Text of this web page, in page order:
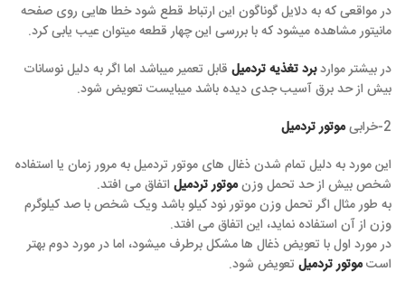
در مواقعی که به دلایل گوناگون این ارتباط قطع شود خطا هایی روی صفحه
مانیتور مشاهده میشود که با بررسی این چهار قطعه میتوان عیب یابی کرد.
در بیشتر مواردبرد تغذیه تردمیل قابل تعمیر میباشد اما اگر به دلیل نوسانات
بیش از حد برق آسیب جدی دیده باشد میبایست تعویض شود.
2-خرابی
موتور تردمیل
این مورد به دلیل تمام شدن ذغال های موتور تردمیل به مرور زمان یا استفاده
شخص بیش از حد تحمل وزنموتور تردمیل اتفاق می افتد.
به طور مثال اگر تحمل وزن موتور نود کیلو باشد ویک شخص با صد کیلوگرم
وزن از آن استفاده نماید، این اتفاق می افتد.
در مورد اول با تعویض ذغال ها مشکل برطرف میشود، اما در مورد دوم بهتر
استموتور تردمیل تعویض شود.